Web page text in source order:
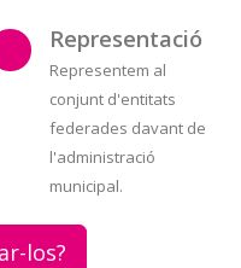
Representació
Representem al
conjunt d'entitats
federades davant de
l'administració
municipal.
los?